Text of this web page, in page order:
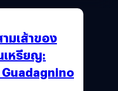
มเส้าของ
เหรียญ: